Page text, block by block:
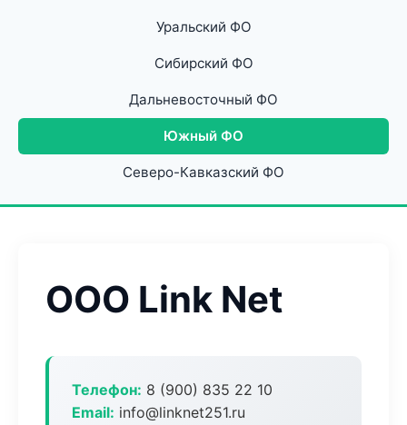
Уральский ФО
Сибирский ФО
Дальневосточный ФО
Южный ФО
Северо-Кавказский ФО
ООО Link Net
Телефон: 8 (900) 835 22 10
Email: info@linknet251.ru